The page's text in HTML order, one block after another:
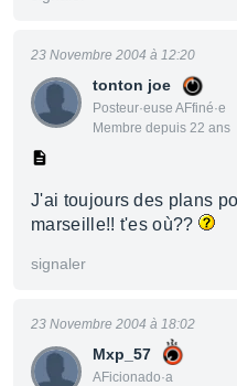
tonton joe
Posteur·euse AFfiné·e
Membre depuis 22 ans
23 Novembre 2004 à 12:20
J'ai toujours des plans
marseille!! t'es où??
signaler
Mxp_57
AFicionado·a
23 Novembre 2004 à 18:02